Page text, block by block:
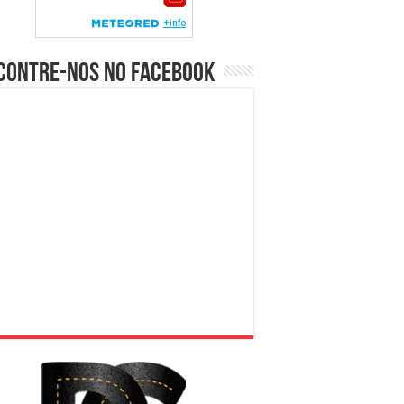
nos no Facebook